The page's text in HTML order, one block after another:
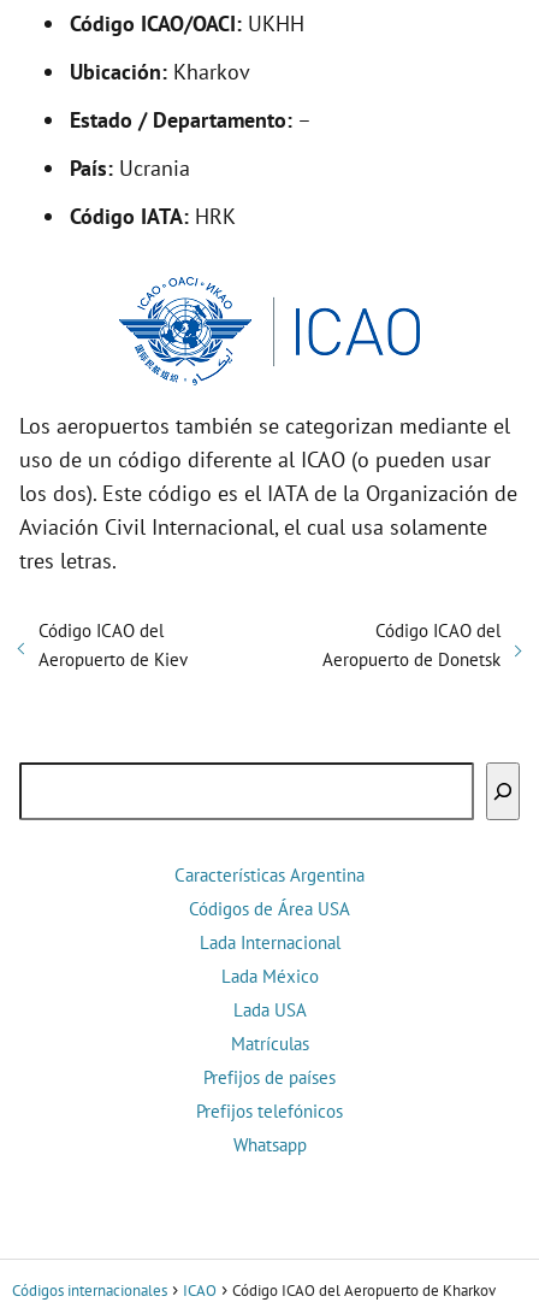
e
o
Código ICAO/OACI: UKHH
Ubicación: Kharkov
Estado / Departamento: –
País: Ucrania
Código IATA: HRK
Los aeropuertos también se categorizan mediante el
uso de un código diferente al ICAO (o pueden usar
los dos). Este código es el IATA de la Organización de
Aviación Civil Internacional, el cual usa solamente
tres letras.
Código ICAO del
Aeropuerto de Kiev
Código ICAO del
Aeropuerto de Donetsk
Características Argentina
Códigos de Área USA
Lada Internacional
Lada México
Lada USA
Matrículas
Prefijos de países
Prefijos telefónicos
Whatsapp
Códigos internacionales ICAO Código ICAO del Aeropuerto de Kharkov